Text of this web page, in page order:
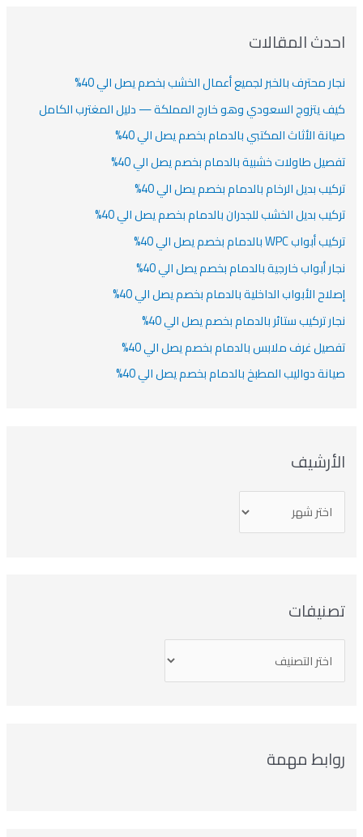
ث
ن
:
احدث المقالات
نجار محترف بالخبر لجميع أعمال الخشب بخصم يصل الي 40%
كيف يتزوج السعودي وهو خارج المملكة — دليل المغترب الكامل
صيانة الأثاث المكتبي بالدمام بخصم يصل الي 40%
تفصيل طاولات خشبية بالدمام بخصم يصل الي 40%
تركيب بديل الرخام بالدمام بخصم يصل الي 40%
تركيب بديل الخشب للجدران بالدمام بخصم يصل الي 40%
تركيب أبواب WPC بالدمام بخصم يصل الي 40%
نجار أبواب خارجية بالدمام بخصم يصل الي 40%
إصلاح الأبواب الداخلية بالدمام بخصم يصل الي 40%
نجار تركيب ستائر بالدمام بخصم يصل الي 40%
تفصيل غرف ملابس بالدمام بخصم يصل الي 40%
صيانة دواليب المطبخ بالدمام بخصم يصل الي 40%
الأرشيف
تصنيفات
روابط مهمة
ا